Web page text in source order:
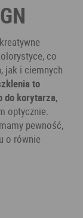
co
jak i ciemnych
to
do korytarza,
optycznie.
pewność,
o równie